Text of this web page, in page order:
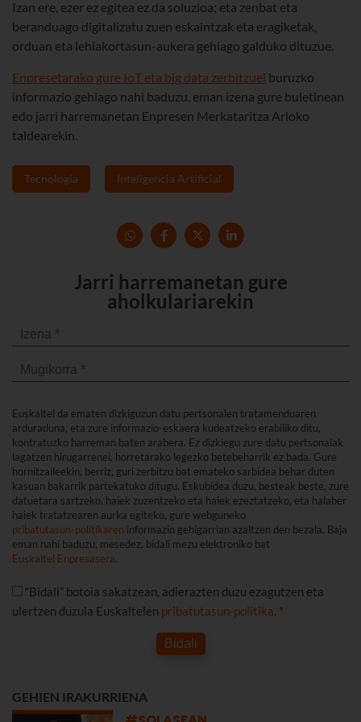
Izan ere, ezer ez egitea ez da soluzioa; eta zenbat eta
beranduago digitalizatu zuen eskaintzak eta eragiketak,
orduan eta lehiakortasun-aukera gehiago galduko dituzue.
Enpresetarako gure IoT eta big data zerbitzuei buruzko
informazio gehiago nahi baduzu, eman izena gure buletinean
edo jarri harremanetan Enpresen Merkataritza Arloko
taldearekin.
Tecnología Inteligencia Artificial
Jarri harremanetan gure
aholkulariarekin
Euskaltel da ematen dizkiguzun datu pertsonalen tratamenduaren
arduraduna, eta zure informazio-eskaera kudeatzeko erabiliko ditu,
kontratuzko harreman baten arabera. Ez dizkiegu zure datu pertsonalak
lagatzen hirugarrenei, horretarako legezko betebeharrik ez bada. Gure
hornitzaileekin, berriz, guri zerbitzu bat emateko sarbidea behar duten
kasuan bakarrik partekatuko ditugu. Eskubidea duzu, besteak beste, zure
datuetara sartzeko, haiek zuzentzeko eta haiek ezeztatzeko, eta halaber
haiek tratatzearen aurka egiteko, gure webguneko
pribatutasun-politikaren informazio gehigarrian azaltzen den bezala. Baja
eman nahi baduzu, mesedez, bidali mezu elektroniko bat
Euskaltel Enpresasera.
“Bidali” botoia sakatzean, adierazten duzu ezagutzen eta
ulertzen duzula Euskaltelen pribatutasun-politika. *
Bidali
GEHIEN IRAKURRIENA